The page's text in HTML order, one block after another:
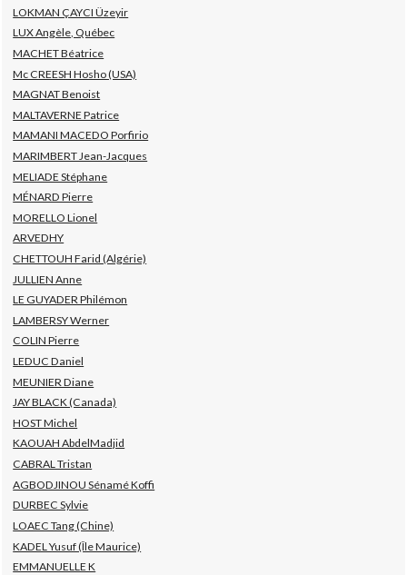
LOKMAN ÇAYCI Üzeyir
LUX Angèle, Québec
MACHET Béatrice
Mc CREESH Hosho (USA)
MAGNAT Benoist
MALTAVERNE Patrice
MAMANI MACEDO Porfirio
MARIMBERT Jean-Jacques
MELIADE Stéphane
MÉNARD Pierre
MORELLO Lionel
ARVEDHY
CHETTOUH Farid (Algérie)
JULLIEN Anne
LE GUYADER Philémon
LAMBERSY Werner
COLIN Pierre
LEDUC Daniel
MEUNIER Diane
JAY BLACK (Canada)
HOST Michel
KAOUAH AbdelMadjid
CABRAL Tristan
AGBODJINOU Sénamé Koffi
DURBEC Sylvie
LOAEC Tang (Chine)
KADEL Yusuf (Île Maurice)
EMMANUELLE K